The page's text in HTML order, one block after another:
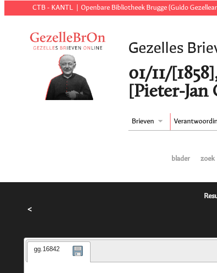
CTB - KANTL Openbare Bibliotheek Brugge (Guido
Gezelles
01/11/
[Pieter-Jan
Brieven
blader zoek
<
gg.16842